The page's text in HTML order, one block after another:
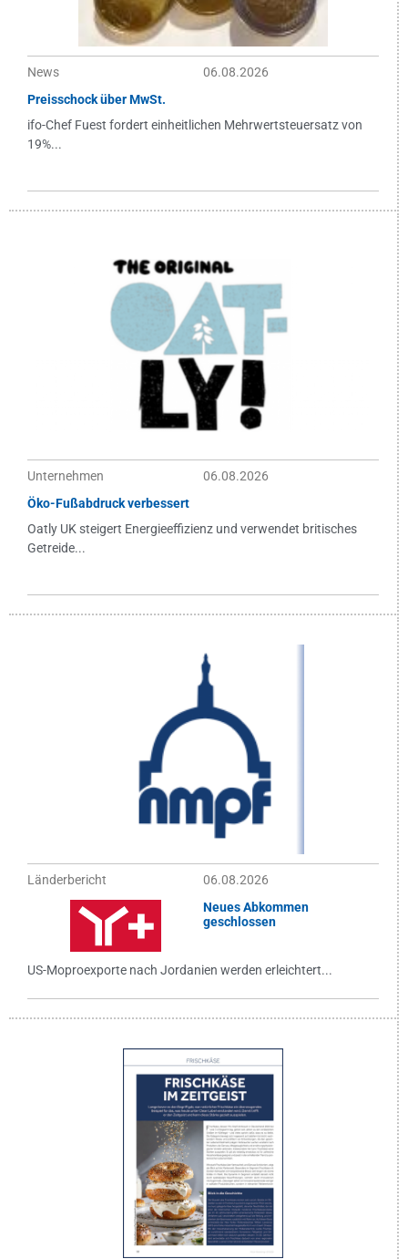
News
06.08.2026
Preisschock über MwSt.
ifo-Chef Fuest fordert einheitlichen Mehrwertsteuersatz von
19%...
Unternehmen
06.08.2026
Öko-Fußabdruck verbessert
Oatly UK steigert Energieeffizienz und verwendet britisches
Getreide...
Länderbericht
06.08.2026
Neues Abkommen
geschlossen
US-Moproexporte nach Jordanien werden erleichtert...